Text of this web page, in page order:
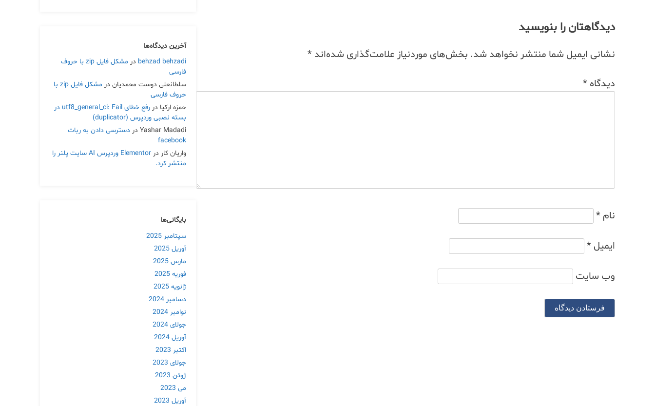
دیدگاهتان را بنویسید
نشانی ایمیل شما منتشر نخواهد شد. بخش‌های موردنیاز علامت‌گذاری شده‌اند *
دیدگاه *
نام *
ایمیل *
وب‌ سایت
آخرین دیدگاه‌ها
behzad behzadi در
مشکل فایل zip با حروف
فارسی
سلطانعلی دوست محمدیان در
مشکل فایل zip با
حروف فارسی
حمزه ارکیا در
رفع خطای utf8_general_ci: Fail در
بسته نصبی وردپرس (duplicator)
Yashar Madadi در دسترسی دادن به ربات
facebook
واریان کار در
Elementor وردپرس AI سایت پلنر را
منتشر کرد.
بایگانی‌ها
سپتامبر 2025
آوریل 2025
مارس 2025
فوریه 2025
ژانویه 2025
دسامبر 2024
نوامبر 2024
جولای 2024
آوریل 2024
اکتبر 2023
جولای 2023
ژوئن 2023
می 2023
آوریل 2023